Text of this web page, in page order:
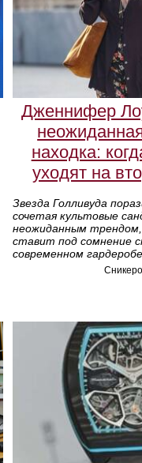
Дженнифер
находка:
уходят на
Звезда Голливуда
сочетая культовые
неожиданным
ставит под сомнение
современном гардеробе.
Сникеро